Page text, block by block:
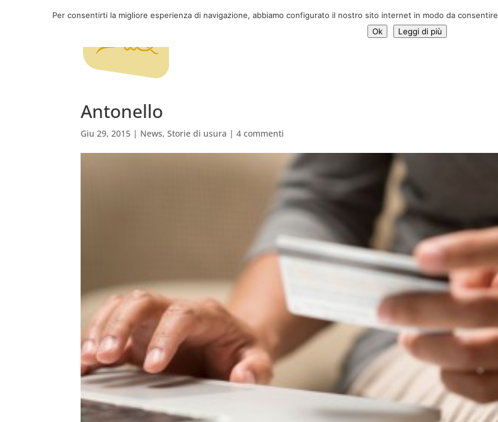
Antonello
Giu 29, 2015 | News,Storie di usura |4 commenti
Per consentirti la migliore esperienza di navigazione, abbiamo configurato il nostro sito internet in modo da
Ok
Leggi di più